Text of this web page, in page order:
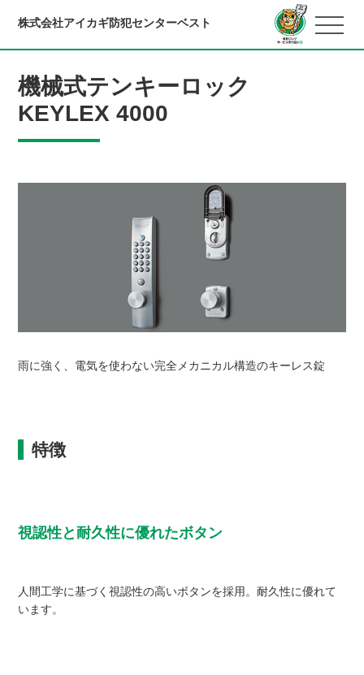
株式会社アイカギ防犯センターベスト
機械式テンキーロック
KEYLEX 4000
雨に強く、電気を使わない完全メカニカル構造のキーレス錠
特徴
視認性と耐久性に優れたボタン
人間工学に基づく視認性の高いボタンを採用。耐久性に優れて
います。